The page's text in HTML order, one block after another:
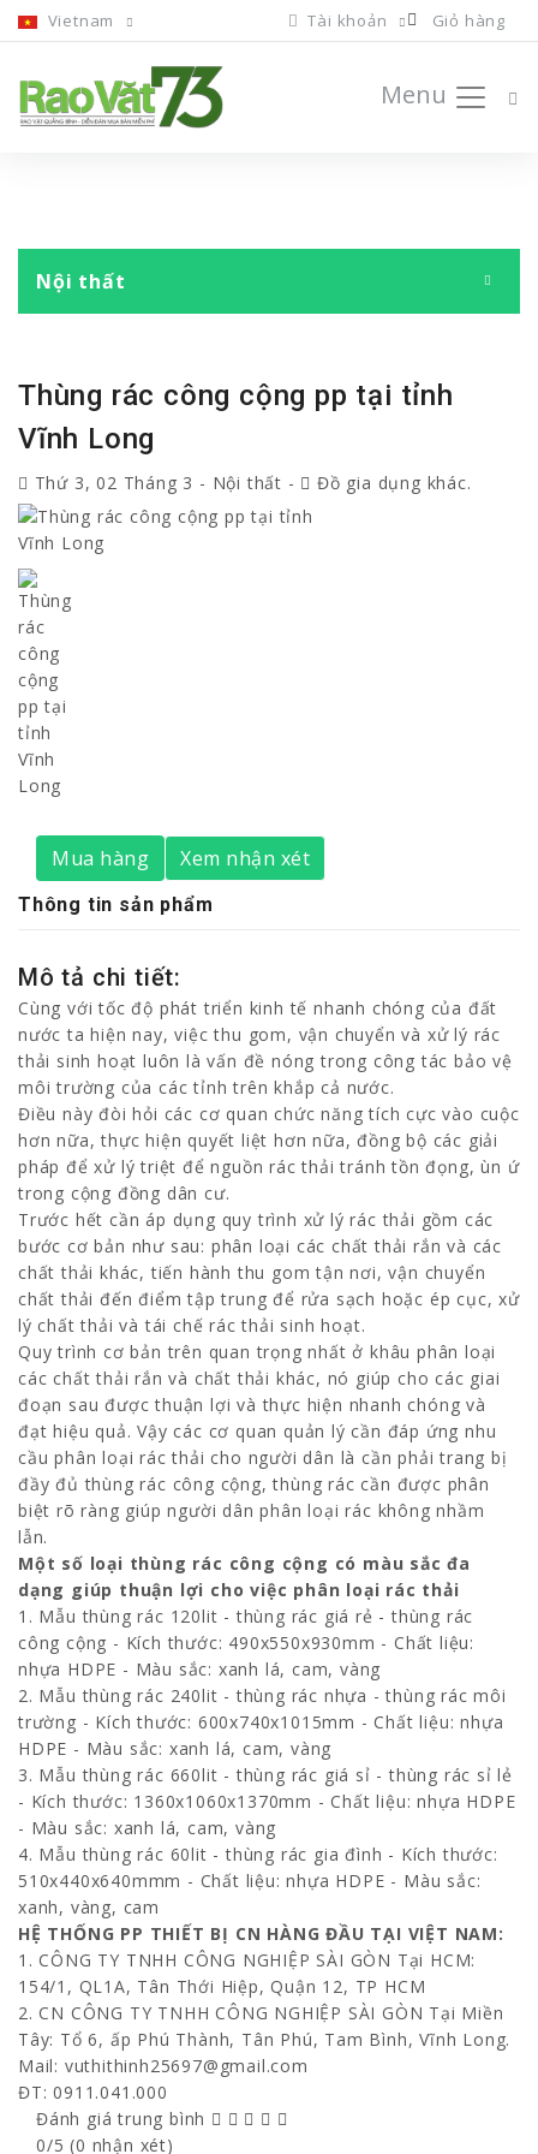
Vietnam Tài khoản Giỏ hàng
Menu
Nội thất
Thùng rác công cộng pp tại tỉnh
Vĩnh Long
Thứ 3, 02 Tháng 3 - Nội thất - Đồ gia dụng khác.
Mua hàng Xem nhận xét
Thông tin sản phẩm
Mô tả chi tiết:
Cùng với tốc độ phát triển kinh tế nhanh chóng của đất
nước ta hiện nay, việc thu gom, vận chuyển và xử lý rác
thải sinh hoạt luôn là vấn đề nóng trong công tác bảo vệ
môi trường của các tỉnh trên khắp cả nước.
Điều này đòi hỏi các cơ quan chức năng tích cực vào cuộc
hơn nữa, thực hiện quyết liệt hơn nữa, đồng bộ các giải
pháp để xử lý triệt để nguồn rác thải tránh tồn đọng, ùn ứ
trong cộng đồng dân cư.
Trước hết cần áp dụng quy trình xử lý rác thải gồm các
bước cơ bản như sau: phân loại các chất thải rắn và các
chất thải khác, tiến hành thu gom tận nơi, vận chuyển
chất thải đến điểm tập trung để rửa sạch hoặc ép cục, xử
lý chất thải và tái chế rác thải sinh hoạt.
Quy trình cơ bản trên quan trọng nhất ở khâu phân loại
các chất thải rắn và chất thải khác, nó giúp cho các giai
đoạn sau được thuận lợi và thực hiện nhanh chóng và
đạt hiệu quả. Vậy các cơ quan quản lý cần đáp ứng nhu
cầu phân loại rác thải cho người dân là cần phải trang bị
đầy đủ thùng rác công cộng, thùng rác cần được phân
biệt rõ ràng giúp người dân phân loại rác không nhầm
lẫn.
Một số loại thùng rác công cộng có màu sắc đa
dạng giúp thuận lợi cho việc phân loại rác thải
1. Mẫu thùng rác 120lit - thùng rác giá rẻ - thùng rác
công cộng - Kích thước: 490x550x930mm - Chất liệu:
nhựa HDPE - Màu sắc: xanh lá, cam, vàng
2. Mẫu thùng rác 240lit - thùng rác nhựa - thùng rác môi
trường - Kích thước: 600x740x1015mm - Chất liệu: nhựa
HDPE - Màu sắc: xanh lá, cam, vàng
3. Mẫu thùng rác 660lit - thùng rác giá sỉ - thùng rác sỉ lẻ
- Kích thước: 1360x1060x1370mm - Chất liệu: nhựa HDPE
- Màu sắc: xanh lá, cam, vàng
4. Mẫu thùng rác 60lit - thùng rác gia đình - Kích thước:
510x440x640mmm - Chất liệu: nhựa HDPE - Màu sắc:
xanh, vàng, cam
HỆ THỐNG PP THIẾT BỊ CN HÀNG ĐẦU TẠI VIỆT NAM:
1. CÔNG TY TNHH CÔNG NGHIỆP SÀI GÒN Tại HCM:
154/1, QL1A, Tân Thới Hiệp, Quận 12, TP HCM
2. CN CÔNG TY TNHH CÔNG NGHIỆP SÀI GÒN Tại Miền
Tây: Tổ 6, ấp Phú Thành, Tân Phú, Tam Bình, Vĩnh Long.
Mail: vuthithinh25697@gmail.com
ĐT: 0911.041.000
Đánh giá trung bình
0/5 (0 nhận xét)